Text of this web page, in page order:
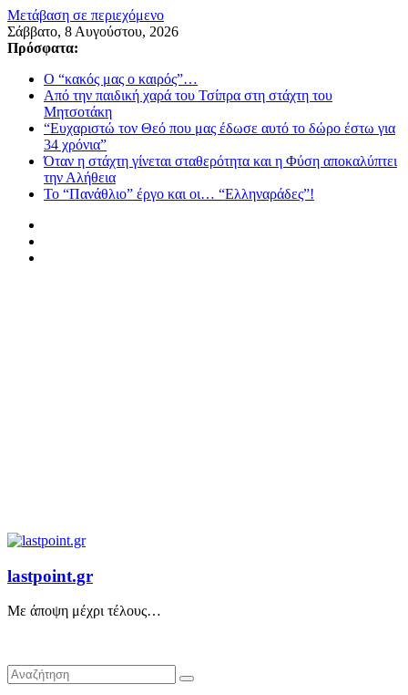
Μετάβαση σε περιεχόμενο
Σάββατο, 8 Αυγούστου, 2026
Πρόσφατα:
Ο “κακός μας ο καιρός”…
Από την παιδική χαρά του Τσίπρα στη στάχτη του
Μητσοτάκη
“Ευχαριστώ τον Θεό που μας έδωσε αυτό το δώρο έστω για
34 χρόνια”
Όταν η στάχτη γίνεται σταθερότητα και η Φύση αποκαλύπτει
την Αλήθεια
Το “Πανάθλιο” έργο και οι… “Ελληναράδες”!
lastpoint.gr
Με άποψη μέχρι τέλους…